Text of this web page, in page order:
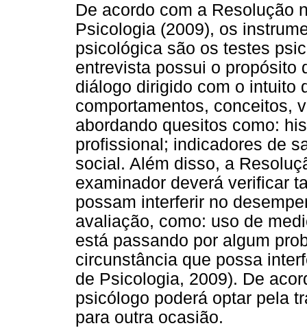
De acordo com a Resolução
Psicologia (2009), os
psicológica são os testes
entrevista possui o propósito
diálogo dirigido com o intuito
comportamentos, conceitos,
abordando quesitos como:
profissional; indicadores de
social. Além disso, a
examinador deverá verificar
possam interferir no
avaliação, como: uso de
está passando por algum
circunstância que possa
de Psicologia, 2009). De
psicólogo poderá optar pela
para outra ocasião.